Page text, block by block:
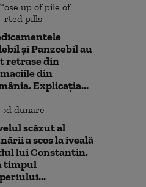
și Panzcebil au
retrase din
din
Explicația...
scăzut al
a scos la iveală
lui Constantin,
timpul